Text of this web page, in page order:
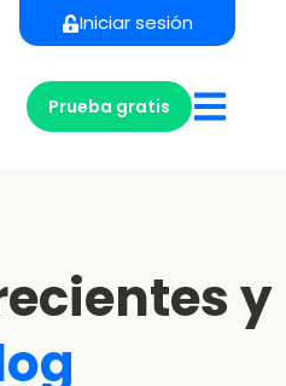
Iniciar sesión
Prueba gratis
y